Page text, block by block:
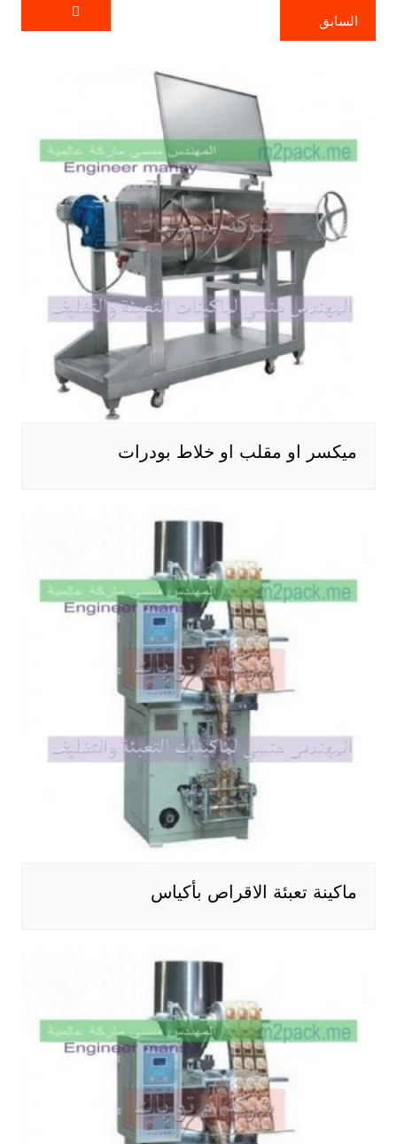
السابق
ميكسر او مقلب او خلاط بودرات
ماكينة تعبئة الاقراص بأكياس